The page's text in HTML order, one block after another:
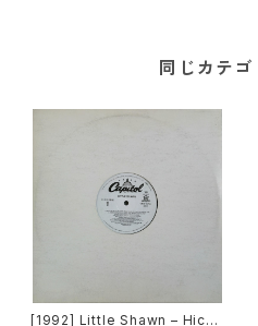
同じカテゴ
[1992] Little Shawn – Hicke